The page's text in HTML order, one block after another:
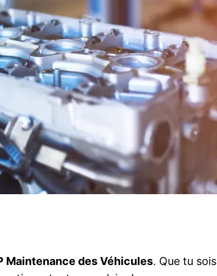
Maintenance des Véhicules. Que tu sois